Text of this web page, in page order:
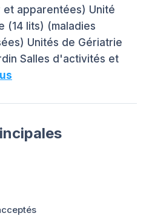
et apparentées) Unité
(14 lits) (maladies
Unités de Gériatrie
Salles d'activités et